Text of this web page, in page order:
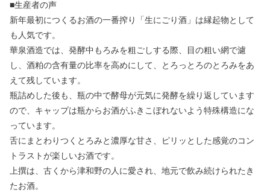
■生産者の声
新年最初につくるお酒の一番搾り「生にごり酒」は縁起物として
も人気です。
華泉酒造では、発酵中もろみを粗ごしする際、目の粗い網で濾
し、酒粕の含有量の比率を高めにして、とろっとろのとろみをあ
えて残しています。
瓶詰めした後も、瓶の中で酵母が元気に発酵を繰り返しています
ので、キャップは瓶からお酒がふきこぼれないよう特殊構造にな
っています。
舌にまとわりつくとろみと濃厚な甘さ、ピリッとした感覚のコン
トラストが楽しいお酒です。
上撰は、古くから津和野の人に愛され、地元で飲み続けられたき
たお酒。